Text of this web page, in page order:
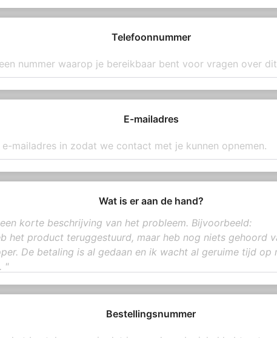
Telefoonnummer
E-mailadres
Wat is er aan de hand?
Bestellingsnummer